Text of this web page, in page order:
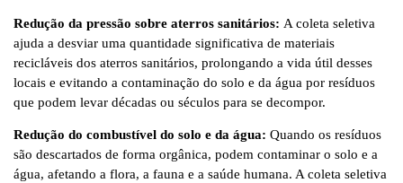
Redução da pressão sobre aterros sanitários: A coleta seletiva
ajuda a desviar uma quantidade significativa de materiais
recicláveis ​​dos aterros sanitários, prolongando a vida útil desses
locais e evitando a contaminação do solo e da água por resíduos
que podem levar décadas ou séculos para se decompor.
Redução do combustível do solo e da água: Quando os resíduos
são descartados de forma orgânica, podem contaminar o solo e a
água, afetando a flora, a fauna e a saúde humana. A coleta seletiva